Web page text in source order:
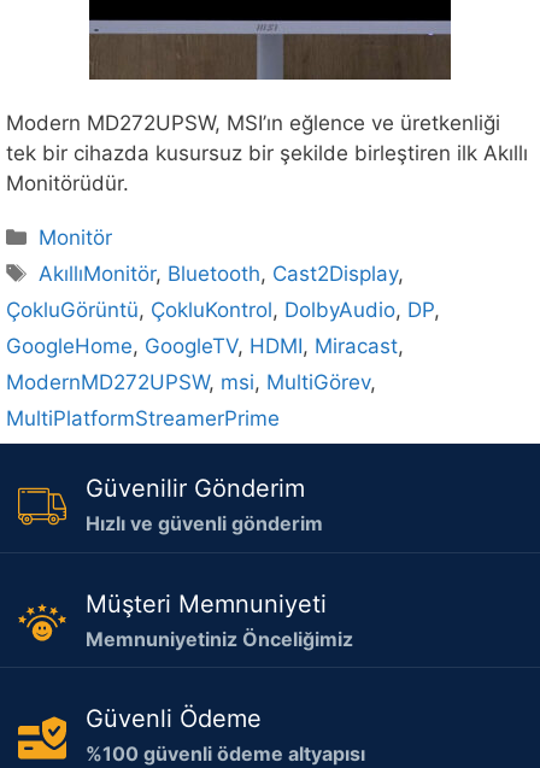
Modern MD272UPSW, MSI’ın eğlence ve üretkenliği
tek bir cihazda kusursuz bir şekilde birleştiren ilk Akıllı
Monitörüdür.
Kategoriler
Monitör
Etiketler
AkıllıMonitör, Bluetooth, Cast2Display,
ÇokluGörüntü, ÇokluKontrol, DolbyAudio, DP,
GoogleHome, GoogleTV, HDMI, Miracast,
ModernMD272UPSW, msi, MultiGörev,
MultiPlatformStreamerPrime
Güvenilir Gönderim
Hızlı ve güvenli gönderim
Müşteri Memnuniyeti
Memnuniyetiniz Önceliğimiz
Güvenli Ödeme
%100 güvenli ödeme altyapısı